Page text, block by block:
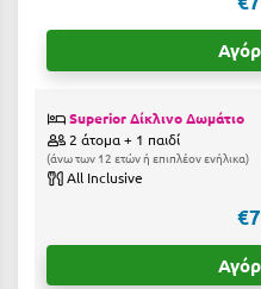
Καβάλα
Καλάβρυτα
Superior Δίκλινο Δωμάτιο
2 άτομα + 1 παιδί
άνω των 12 ετών ή επιπλέον ενήλικα
All Inclusive